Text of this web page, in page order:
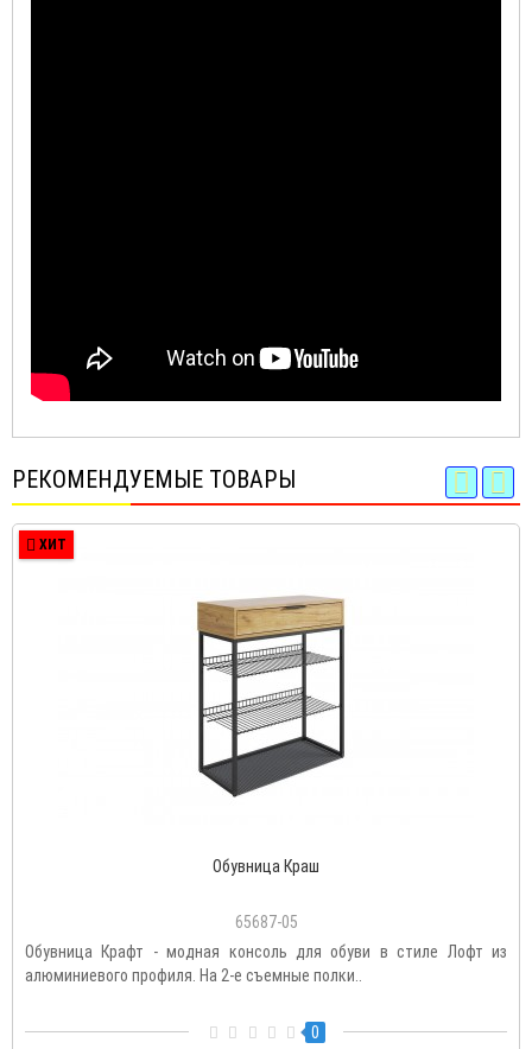
РЕКОМЕНДУЕМЫЕ ТОВАРЫ
ХИТ
Обувница Краш
65687-05
Обувница Крафт - модная консоль для обуви в стиле Лофт из
алюминиевого профиля. На 2-е съемные полки..
0